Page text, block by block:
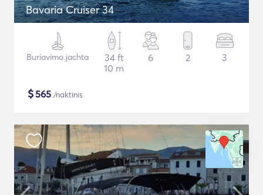
Bavaria Cruiser 34
Buriavimo jachta
34 ft
10 m
6 2 3
$565 /naktinis